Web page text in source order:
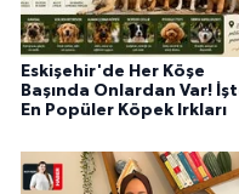
Eskişehir'de Her Köşe
Başında Onlardan Var!
En Popüler Köpek Irkları